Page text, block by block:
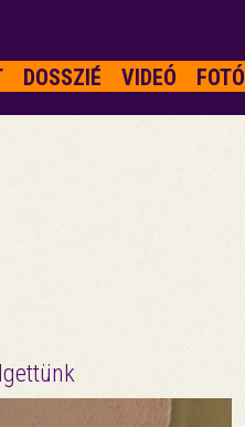
DOSSZIÉ VIDEÓ FOTÓ